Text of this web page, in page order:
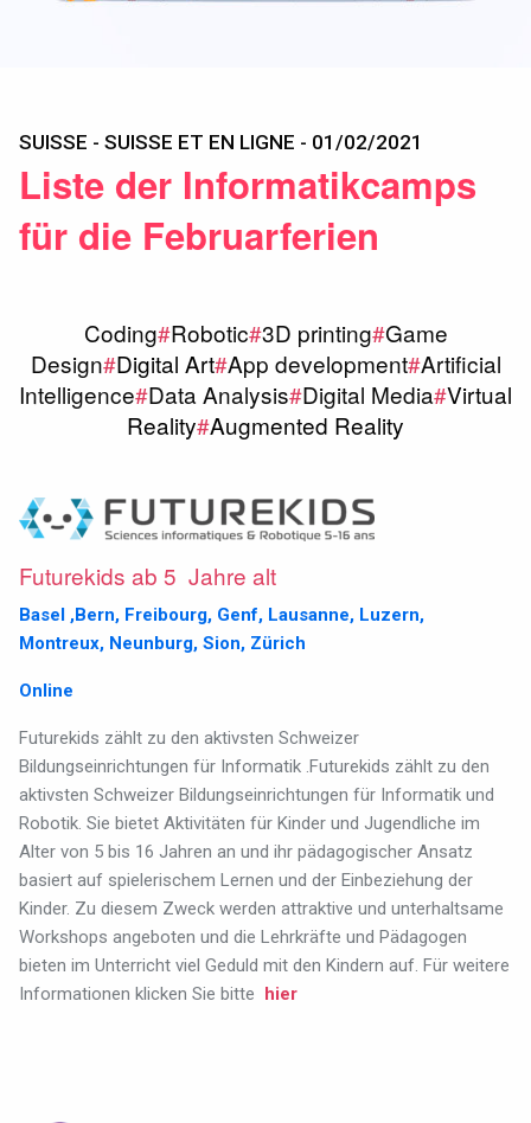
SUISSE - SUISSE ET EN LIGNE - 01/02/2021
Liste der Informatikcamps
für die Februarferien
Coding#Robotic#3D printing#Game
Design#Digital Art#App development#Artificial
Intelligence#Data Analysis#Digital Media#Virtual
Reality#Augmented Reality
Futurekids ab 5 Jahre alt
Basel ,Bern, Freibourg, Genf, Lausanne, Luzern,
Montreux, Neunburg, Sion, Zürich
Online
Futurekids zählt zu den aktivsten Schweizer
Bildungseinrichtungen für Informatik .Futurekids zählt zu den
aktivsten Schweizer Bildungseinrichtungen für Informatik und
Robotik. Sie bietet Aktivitäten für Kinder und Jugendliche im
Alter von 5 bis 16 Jahren an und ihr pädagogischer Ansatz
basiert auf spielerischem Lernen und der Einbeziehung der
Kinder. Zu diesem Zweck werden attraktive und unterhaltsame
Workshops angeboten und die Lehrkräfte und Pädagogen
bieten im Unterricht viel Geduld mit den Kindern auf. Für weitere
Informationen klicken Sie bitte hier